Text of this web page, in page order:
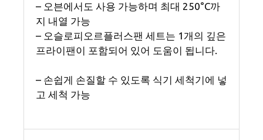
– 오븐에서도 사용 가능하며 최대 250°C까
지 내열 가능
– 오슬로피오르플러스팬 세트는 1개의 깊은
프라이팬이 포함되어 있어 도움이 됩니다.
– 손쉽게 손질할 수 있도록 식기 세척기에 넣
고 세척 가능